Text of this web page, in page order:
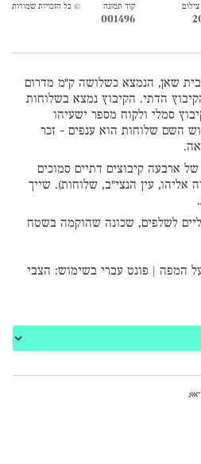
קוד תמונה
001496
© כל הזכויות שמורות
שאן, הנמצא כשלושה ק"מ מדרום
הדתי. הקיבוץ נמצא בשלוחות
סמלי ולקוח מספר ישעיהו
השם שלוחות הוא ענפים - זכר
ארבעה קיבוצים דתיים סמוכים
עין הנצי"ב, שלוחות). שייך
לשלפים, שכונה שהוקמה בשטח
המפה פונט עברי בשימוש: הצבי
אאא.